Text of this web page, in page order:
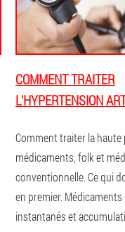
COMMENT TRAITER
L'HYPERTENSION
Comment traiter la haute
médicaments, folk et
conventionnelle. Ce qui
en premier.
instantanés et